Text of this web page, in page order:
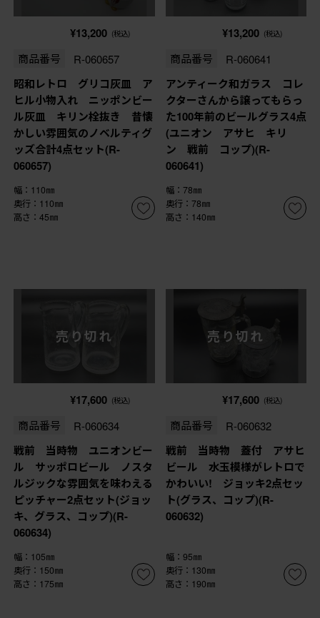
¥13,200 (税込)
商品番号 R-060657
昭和レトロ グリコ灰皿 ア
ヒル小物入れ ニッポンビー
ル灰皿 キリン栓抜き 昔懐
かしい雰囲気のノベルティグ
ッズ合計4点セット(R-
060657)
幅：110㎜
奥行：110㎜
高さ：45㎜
¥13,200 (税込)
商品番号 R-060641
アンティーク和ガラス コレ
クターさんから譲ってもらっ
た100年前のビールグラス4点
(ユニオン アサヒ キリ
ン 戦前 コップ)(R-
060641)
幅：78㎜
奥行：78㎜
高さ：140㎜
売り切れ
¥17,600 (税込)
商品番号 R-060634
戦前 当時物 ユニオンビー
ル サッポロビール ノスタ
ルジックな雰囲気を味わえる
ピッチャー2点セット(ジョッ
キ、グラス、コップ)(R-
060634)
幅：105㎜
奥行：150㎜
高さ：175㎜
売り切れ
¥17,600 (税込)
商品番号 R-060632
戦前 当時物 蓋付 アサヒ
ビール 水玉模様がレトロで
かわいい! ジョッキ2点セッ
ト(グラス、コップ)(R-
060632)
幅：95㎜
奥行：130㎜
高さ：190㎜